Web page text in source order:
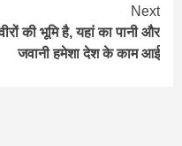
Next
की भूमि है, यहां का पानी और
जवानी हमेशा देश के काम आई